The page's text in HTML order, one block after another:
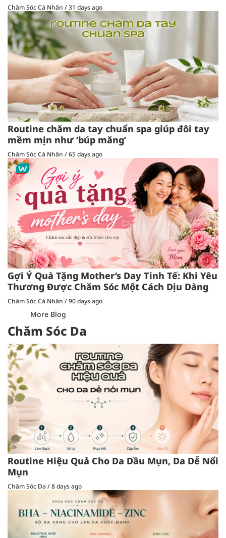
Chăm Sóc Cá Nhân /31 days ago
Routine chăm da tay chuẩn spa giúp đôi tay
mềm mịn như ‘búp măng’
Chăm Sóc Cá Nhân /65 days ago
Gợi Ý Quà Tặng Mother’s Day Tinh Tế: Khi Yêu
Thương Được Chăm Sóc Một Cách Dịu Dàng
Chăm Sóc Cá Nhân /90 days ago
More Blog
Chăm Sóc Da
Routine Hiệu Quả Cho Da Dầu Mụn, Da Dễ Nổi
Mụn
Chăm Sóc Da /8 days ago